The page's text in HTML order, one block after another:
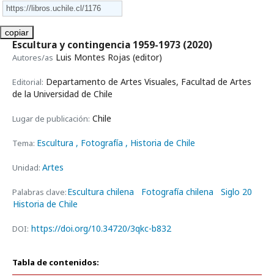
copiar
Escultura y contingencia 1959-1973 (2020)
Autores/as Luis Montes Rojas (editor)
Editorial: Departamento de Artes Visuales, Facultad de Artes
de la Universidad de Chile
Lugar de publicación: Chile
Tema: Escultura , Fotografía , Historia de Chile
Unidad: Artes
Palabras clave:Escultura chilena Fotografía chilena
Siglo 20
Historia de Chile
DOI: https://doi.org/10.34720/3qkc-b832
Tabla de contenidos: